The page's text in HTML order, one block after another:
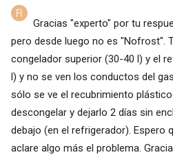
Gracias "experto" por tu
pero desde luego no es "Nofrost".
congelador superior (30-40 l) y el
l) y no se ven los conductos del
sólo se ve el recubrimiento
descongelar y dejarlo 2 días sin
debajo (en el refrigerador). Espero
aclare algo más el problema.